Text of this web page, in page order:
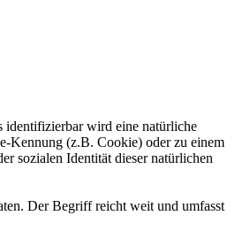
identifizierbar wird eine natürliche
Kennung (z.B. Cookie) oder zu einem
sozialen Identität dieser natürlichen
Der Begriff reicht weit und umfasst